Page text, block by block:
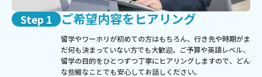
Step 1 ご希望内容をヒアリング
留学やワーホリが初めての方はもちろん、行き先や時期がま
だ何も決まっていない方でも大歓迎。ご予算や英語レベル、
留学の目的をひとつずつ丁寧にヒアリングしますので、どん
な些細なことでも安心してお話しください。